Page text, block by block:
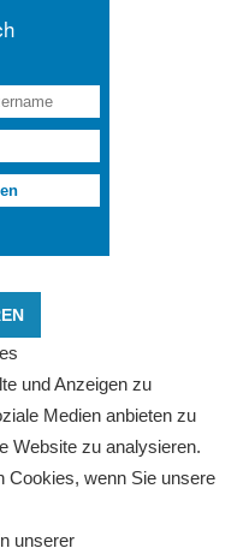
und Anzeigen zu
Medien anbieten zu
Website zu analysieren.
Cookies, wenn Sie unsere
unserer